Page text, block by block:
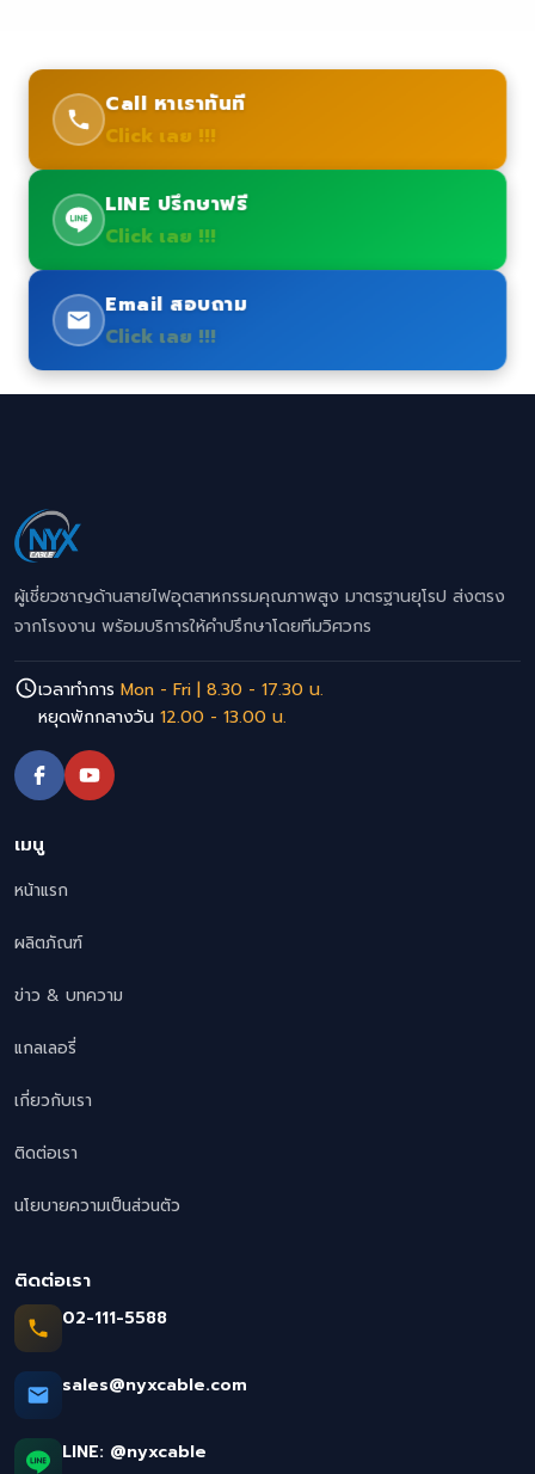
Call หาเราทันที
Click เลย !!!
LINE ปรึกษาฟรี
Click เลย !!!
Email สอบถาม
Click เลย !!!
ผู้เชี่ยวชาญด้านสายไฟอุตสาหกรรมคุณภาพสูง มาตรฐานยุโรป ส่งตรง
จากโรงงาน พร้อมบริการให้คำปรึกษาโดยทีมวิศวกร
เวลาทำการ Mon - Fri | 8.30 - 17.30 น.
หยุดพักกลางวัน 12.00 - 13.00 น.
เมนู
หน้าแรก
ผลิตภัณฑ์
ข่าว & บทความ
แกลเลอรี่
เกี่ยวกับเรา
ติดต่อเรา
นโยบายความเป็นส่วนตัว
ติดต่อเรา
02-111-5588
sales@nyxcable.com
LINE: @nyxcable